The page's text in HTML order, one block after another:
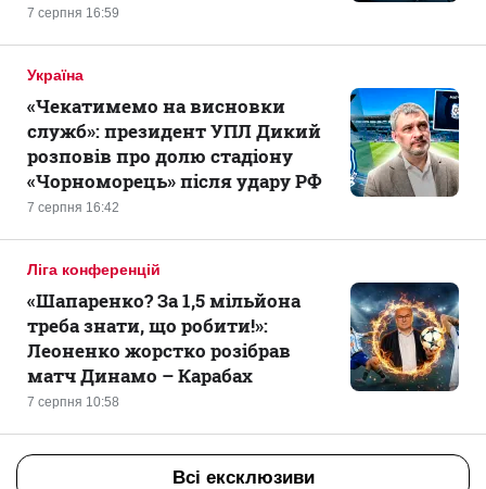
7 серпня 16:59
Україна
7 серпня 16:42
«Чекатимемо на висновки
служб»: президент УПЛ Дикий
розповів про долю стадіону
«Чорноморець» після удару РФ
Ліга конференцій
7 серпня 10:58
«Шапаренко? За 1,5 мільйона
треба знати, що робити!»:
Леоненко жорстко розібрав
матч Динамо – Карабах
Всі ексклюзиви